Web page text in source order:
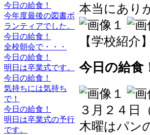
今日の給食！
今年度最後の図書ボ
ランティアでした。
今日の給食！
全校朝会で・・・
今日の給食！
明日は卒業式です。
今日の給食！
気持ちには気持ち
で！
今日の給食！
明日は卒業式の予行
です。
本当にあり
【学校紹介
今日の給食
３月２４日
木曜はパン